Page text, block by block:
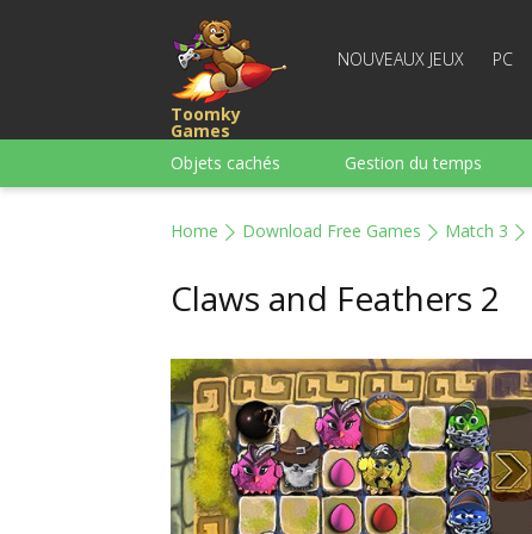
Toomky
Games
NOUVEAUX JEUX PC
Objets cachés Gestion du temps
Home Download Free Games Match 3
Claws and Feathers 2